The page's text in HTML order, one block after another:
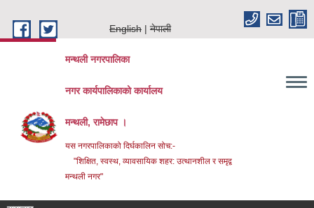
English
नेपाली
मन्थली नगरपालिका
नगर कार्यपालिकाको कार्यालय
मन्थली, रामेछाप ।
यस नगरपालिकाको दिर्घकालिन सोच:-
"शिक्षित, स्वस्थ, व्यावसायिक शहर: उत्थानशील र समृद्व
मन्थली नगर"